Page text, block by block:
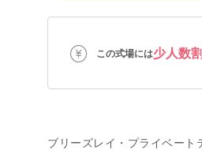
この式場には少人数
ブリーズレイ・プライベート